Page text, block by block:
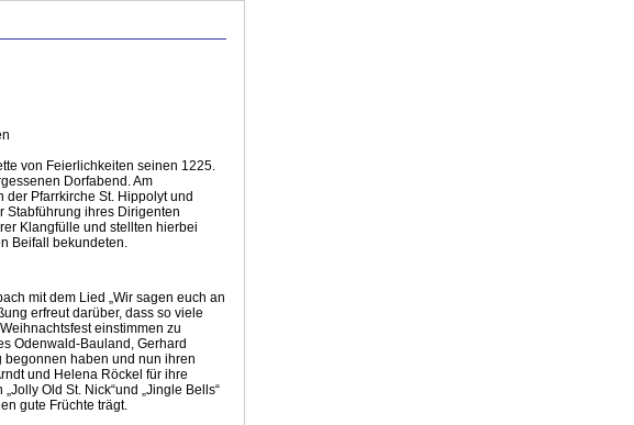
von Feierlichkeiten seinen 1225.
Dorfabend. Am
Pfarrkirche St. Hippolyt und
Stabführung ihres Dirigenten
Klangfülle und stellten hierbei
Beifall bekundeten.
mit dem Lied „Wir sagen euch an
erfreut darüber, dass so viele
einstimmen zu
Odenwald-Bauland, Gerhard
begonnen haben und nun ihren
und Helena Röckel für ihre
Old St. Nick“und „Jingle Bells“
gute Früchte trägt.